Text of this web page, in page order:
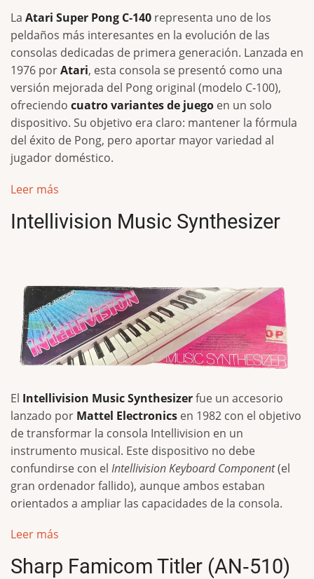
La Atari Super Pong C‑140 representa uno de los
peldaños más interesantes en la evolución de las
consolas dedicadas de primera generación. Lanzada en
1976 porAtari, esta consola se presentó como una
versión mejorada del Pong original (modelo C‑100),
ofreciendo cuatro variantes de juego en un solo
dispositivo. Su objetivo era claro: mantener la fórmula
del éxito de Pong, pero aportar mayor variedad al
jugador doméstico.
Leer más
Intellivision Music Synthesizer
El Intellivision Music Synthesizerfue un accesorio
lanzado por Mattel Electronics en 1982 con el objetivo
de transformar la consola Intellivision en un
instrumento musical. Este dispositivo no debe
confundirse con el Intellivision Keyboard Component(el
gran ordenador fallido), aunque ambos estaban
orientados a ampliar las capacidades de la consola.
Leer más
Sharp Famicom Titler (AN‑510)